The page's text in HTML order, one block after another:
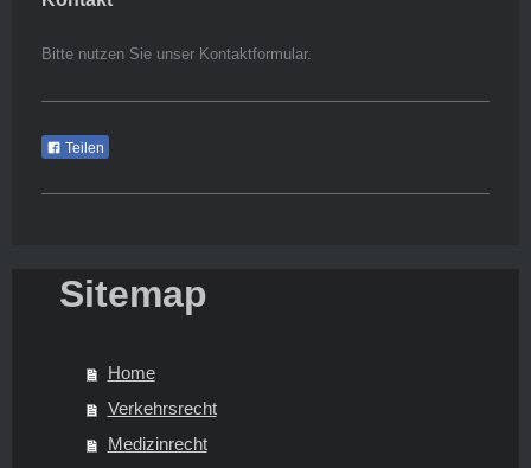
Bitte nutzen Sie unser Kontaktformular.
Teilen
Sitemap
Home
Verkehrsrecht
Medizinrecht